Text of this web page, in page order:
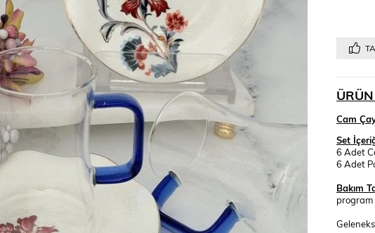
Cam
Set
6 Adet
6 Adet
Bakım
program